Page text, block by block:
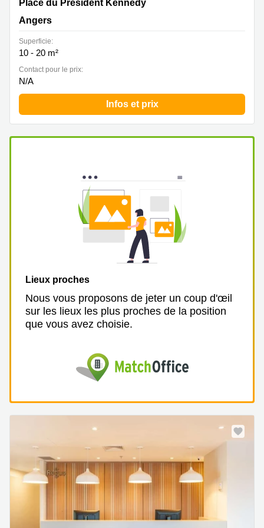
Place du Président Kennedy
Angers
Superficie:
10 - 20 m²
Contact pour le prix:
N/A
Infos et prix
Lieux proches
Nous vous proposons de jeter un coup d'œil
sur les lieux les plus proches de la position
que vous avez choisie.